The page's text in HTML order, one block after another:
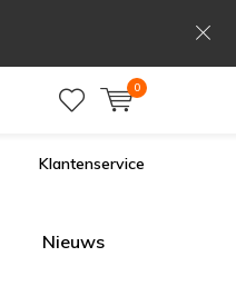
0
Klantenservice
Nieuws